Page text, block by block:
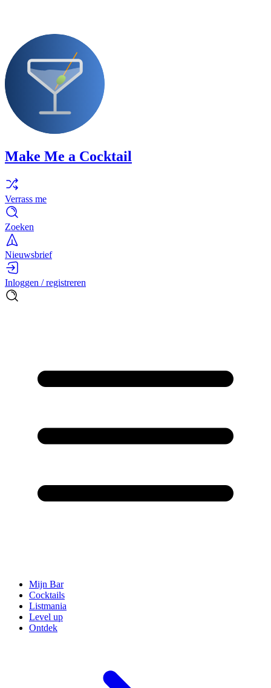
Make Me a Cocktail
Verrass me
Zoeken
Nieuwsbrief
Inloggen / registreren
Mijn Bar
Cocktails
Listmania
Level up
Ontdek